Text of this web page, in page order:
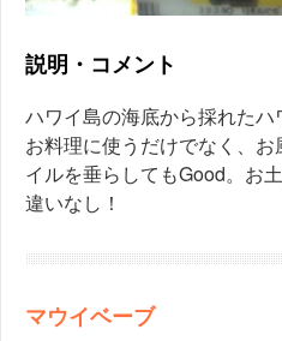
説明・コメント
ハワイ島の海底から採れたハ
お料理に使うだけでなく、
イルを垂らしてもGood。お
違いなし！
マウイベーブ